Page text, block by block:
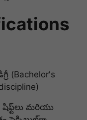
(Bachelor's
మరియు